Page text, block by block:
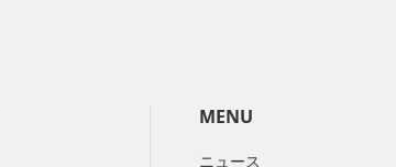
MENU
ニュース